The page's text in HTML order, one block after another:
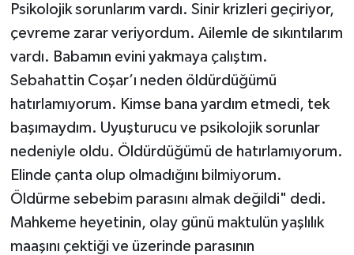
Psikolojik sorunlarım vardı. Sinir krizleri geçiriyor,
çevreme zarar veriyordum. Ailemle de sıkıntılarım
vardı. Babamın evini yakmaya çalıştım.
Sebahattin Coşar’ı neden öldürdüğümü
hatırlamıyorum. Kimse bana yardım etmedi, tek
başımaydım. Uyuşturucu ve psikolojik sorunlar
nedeniyle oldu. Öldürdüğümü de hatırlamıyorum.
Elinde çanta olup olmadığını bilmiyorum.
Öldürme sebebim parasını almak değildi" dedi.
Mahkeme heyetinin, olay günü maktulün yaşlılık
maaşını çektiği ve üzerinde parasının